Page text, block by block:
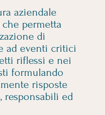
aziendale
permetta
di
ad eventi critici
riflessi e nei
formulando
risposte
responsabili ed